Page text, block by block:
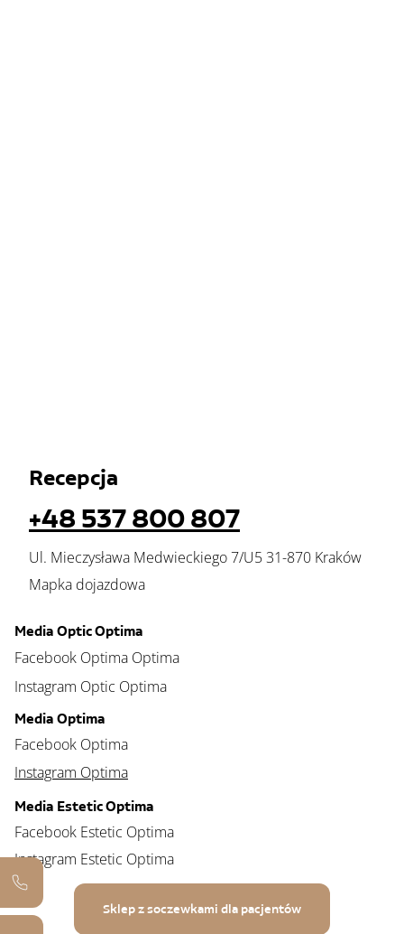
Recepcja
+48 537 800 807
Ul. Mieczysława Medwieckiego 7/U5 31-870 Kraków
Mapka dojazdowa
Media Optima
Facebook Optima
Instagram Optima
Media Optic Optima
Facebook Optima Optima
Instagram Optic Optima
Media Estetic Optima
Facebook Estetic Optima
Instagram Estetic Optima
Sklep z soczewkami dla pacjentów